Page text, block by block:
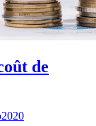
de